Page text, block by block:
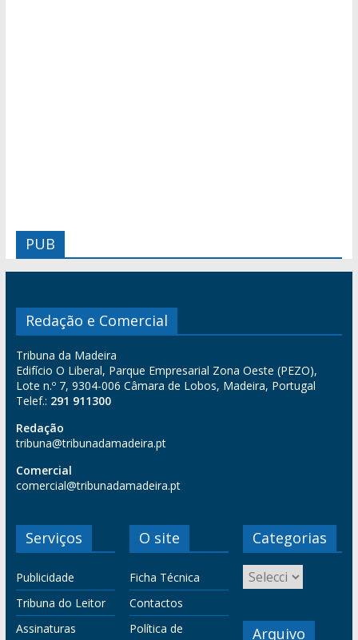
PUB
Redação e Comercial
Tribuna da Madeira
Edifício O Liberal, Parque Empresarial Zona Oeste (PEZO),
Lote n.º 7, 9304-006 Câmara de Lobos, Madeira, Portugal
Telef.: 291 911300
Redação
tribuna@tribunadamadeira.pt
Comercial
comercial@tribunadamadeira.pt
Serviços
Publicidade
Tribuna do Leitor
Assinaturas
O site
Ficha Técnica
Contactos
Política de
Categorias
Arquivo